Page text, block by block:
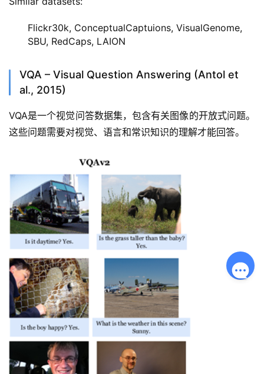
Flickr30k, ConceptualCaptuions, VisualGenome,
SBU, RedCaps, LAION
VQA – Visual Question Answering (Antol et
al., 2015)
VQA是一个视觉问答数据集，包含有关图像的开放式问题。
这些问题需要对视觉、语言和常识知识的理解才能回答。